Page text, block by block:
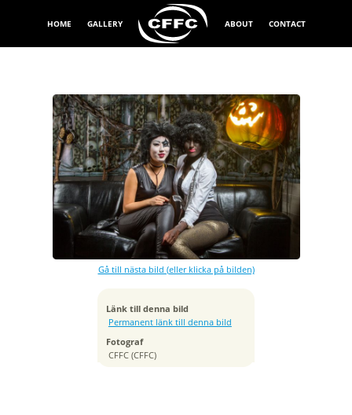
HOME GALLERY ABOUT CONTACT
Gå till nästa bild (eller klicka på bilden)
Länk till denna bild
Permanent länk till denna bild
Fotograf
CFFC (CFFC)
Exponeringstid
1/160 sek
Bländare
f/8.0
Kamera
Canon EOS 7D
Tagen
ISO
100
Brännvidd
40 mm